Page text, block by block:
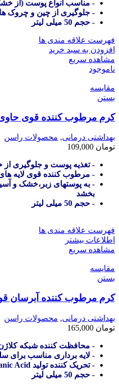
- مناسب انواع پوست (از
- جلوگیری از چین و چروک
- حجم 50 میلی لیتر
فهرست علاقه مندی ها
افزودن به سبد خرید
مشاهده سریع
ناموجود
مقایسه
بستن
کرم مرطوب کننده قوی حاوی اوره
بهداشتی درمانی, محصولات راسن
تومان
- تغذیه پوست و جلوگیری
- مرطوب کننده قوی لایه
- به پوستهای زبر،خشک و
بخشد
- حجم 50 میلی لیتر
فهرست علاقه مندی ها
اطلاعات بیشتر
مشاهده سریع
مقایسه
بستن
کرم مرطوب کننده آبرسان
بهداشتی درمانی, محصولات راسن
تومان
- محافظت کننده شبکه
- لایه برداری مناسب
- تحریک کننده تولید Hyaluranic Acid و احیا کننده پوست
- حجم 50 میلی لیتر